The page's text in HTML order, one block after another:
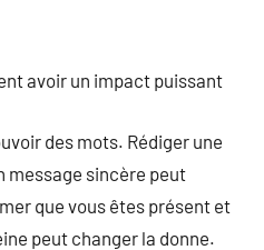
avoir un impact puissant
des mots. Rédiger une
message sincère peut
que vous êtes présent et
peut changer la donne.